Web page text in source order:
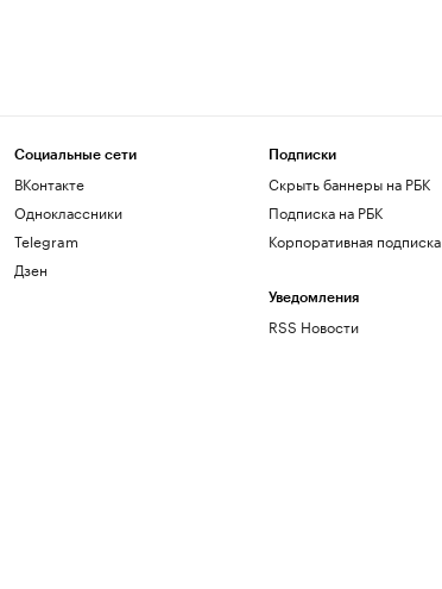
Социальные сети
ВКонтакте
Одноклассники
Telegram
Дзен
Подписки
Скрыть баннеры на РБК
Подписка на РБК
Корпоративная подписка
Уведомления
RSS Новости